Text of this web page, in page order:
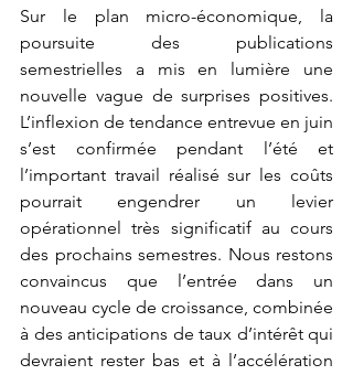
Sur le plan micro-économique, la
poursuite des publications
semestrielles a mis en lumière une
nouvelle vague de surprises positives.
L’inflexion de tendance entrevue en juin
s’est confirmée pendant l’été et
l’important travail réalisé sur les coûts
pourrait engendrer un levier
opérationnel très significatif au cours
des prochains semestres. Nous restons
convaincus que l’entrée dans un
nouveau cycle de croissance, combinée
à des anticipations de taux d’intérêt qui
devraient rester bas et à l’accélération